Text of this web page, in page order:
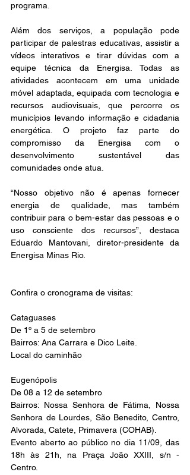
programa.
Além dos serviços, a população pode
participar de palestras educativas, assistir a
vídeos interativos e tirar dúvidas com a
equipe técnica da Energisa. Todas as
atividades acontecem em uma unidade
móvel adaptada, equipada com tecnologia e
recursos audiovisuais, que percorre os
municípios levando informação e cidadania
energética. O projeto faz parte do
compromisso da Energisa com o
desenvolvimento sustentável das
comunidades onde atua.
“Nosso objetivo não é apenas fornecer
energia de qualidade, mas também
contribuir para o bem-estar das pessoas e o
uso consciente dos recursos”, destaca
Eduardo Mantovani, diretor-presidente da
Energisa Minas Rio.
Confira o cronograma de visitas:
Cataguases
De 1º a 5 de setembro
Bairros: Ana Carrara e Dico Leite.
Local do caminhão
Eugenópolis
De 08 a 12 de setembro
Bairros: Nossa Senhora de Fátima, Nossa
Senhora de Lourdes, São Benedito, Centro,
Alvorada, Catete, Primavera (COHAB).
Evento aberto ao público no dia 11/09, das
18h às 21h, na Praça João XXIII, s/n -
Centro.